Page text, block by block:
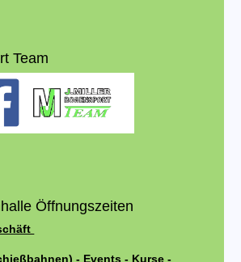
Team
Öffnungszeiten
- Events - Kurse -